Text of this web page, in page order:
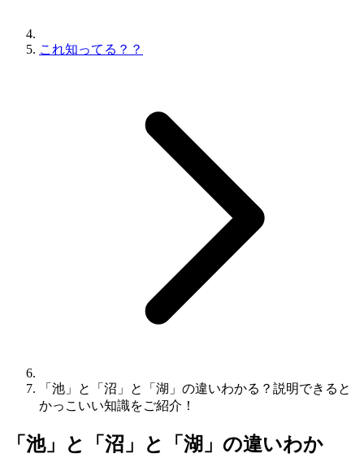
これ知ってる？？
「池」と「沼」と「湖」の違いわかる？説明できると
かっこいい知識をご紹介！
「池」と「沼」と「湖」の違いわか